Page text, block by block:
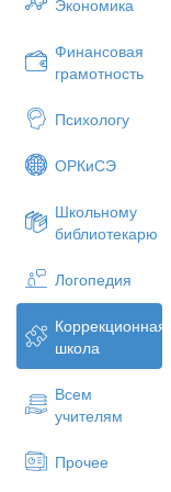
Экономика
Финансовая
грамотность
Психологу
ОРКиСЭ
Школьному
библиотекарю
Логопедия
Коррекционная
школа
Всем
учителям
Прочее